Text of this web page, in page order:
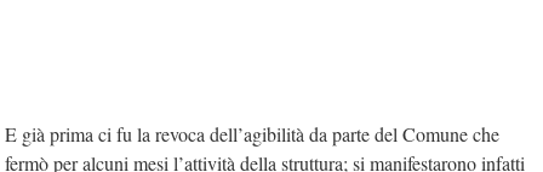
E già prima ci fu la revoca dell’agibilità da parte del Comune che
fermò per alcuni mesi l’attività della struttura; si manifestarono infatti